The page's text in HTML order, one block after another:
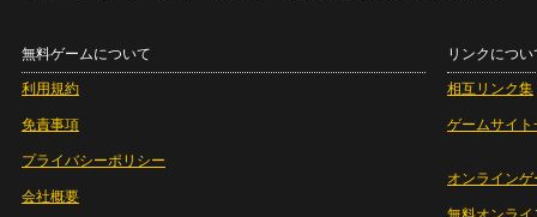
無料ゲームについて
利用規約
免責事項
プライバシーポリシー
会社概要
リンクについ
相互リンク集
ゲームサイト
オンラインゲ